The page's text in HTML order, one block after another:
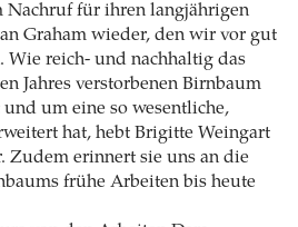
Nachruf für ihren langjährigen
Graham wieder, den wir vor gut
Wie reich- und nachhaltig das
Jahres verstorbenen Birnbaum
um eine so wesentliche,
hat, hebt Brigitte Weingart
Zudem erinnert sie uns an die
frühe Arbeiten bis heute